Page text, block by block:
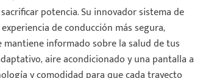
potencia. Su innovador sistema de
de conducción más segura,
informado sobre la salud de tus
aire acondicionado y una pantalla a